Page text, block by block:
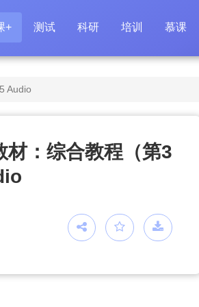
+ 测试 科研 培训 慕课
Audio
材：综合教程（第3